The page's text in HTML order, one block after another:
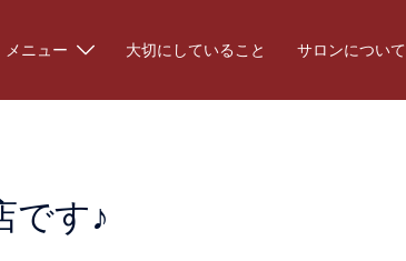
メニュー 大切にしていること サロンについて
です♪